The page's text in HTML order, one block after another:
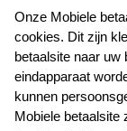
Onze Mobiele
cookies. Dit zijn
betaalsite naar
eindapparaat
kunnen
Mobiele betaalsite